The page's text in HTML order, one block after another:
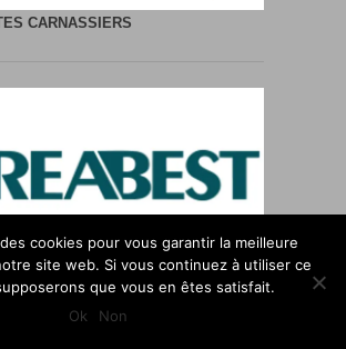
CARNASSIERS
LITHIUM 12-24 Volts
cookies pour vous garantir la meilleure
site web. Si vous continuez à utiliser ce
que vous en êtes satisfait.
Ok
Non